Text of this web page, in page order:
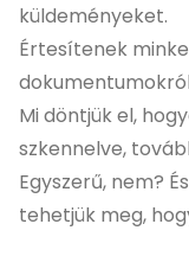
küldeményeket.
Értesítenek
Mi döntjük el,
szkennelve,
Egyszerű, nem?
tehetjük meg,